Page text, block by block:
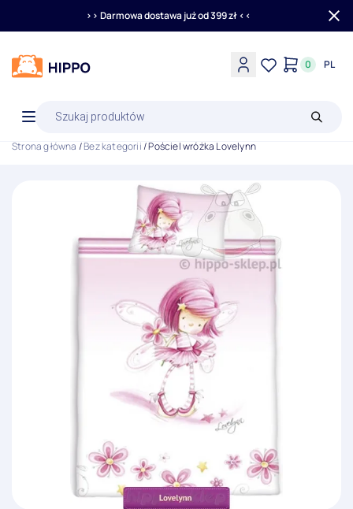
>> Darmowa dostawa już od 399 zł <<
0 PL
produktów
Strona główna /Bez kategorii/ Pościel wróżka Lovelynn